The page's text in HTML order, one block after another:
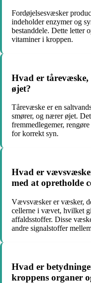
Fordøjelsesvæsker
indeholder enzymer og
bestanddele. Dette letter
vitaminer i kroppen.
Hvad er
øjet?
Tårevæske er en
smører, og nærer øjet.
fremmedlegemer,
for korrekt syn.
Hvad er
med at opretholde
Vævsvæsker er væsker,
cellerne i vævet, hvilket
affaldsstoffer. Disse
andre signalstoffer
Hvad er
kroppens organer